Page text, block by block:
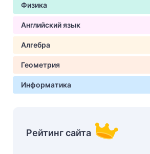
Физика
Английский язык
Алгебра
Геометрия
Информатика
Рейтинг сайта